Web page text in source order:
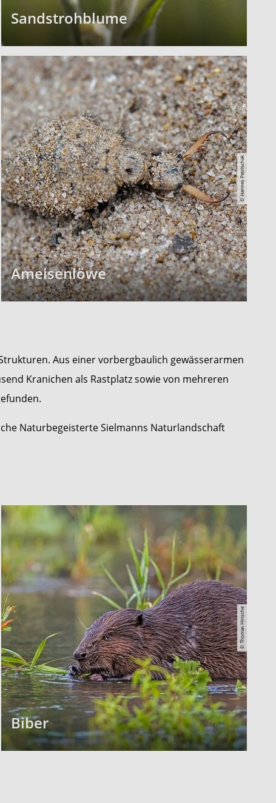
Sandstrohblume
Ameisenlöwe
© Hannes Petrischak
Aus einer vorbergbaulich gewässerarmen
Kranichen als Rastplatz sowie von mehreren
Naturbegeisterte Sielmanns Naturlandschaft
Biber
© Thomas Hinsche